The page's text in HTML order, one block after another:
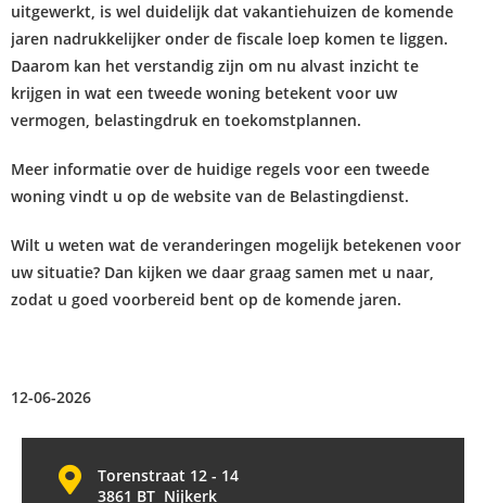
uitgewerkt, is wel duidelijk dat vakantiehuizen de komende
jaren nadrukkelijker onder de fiscale loep komen te liggen.
Daarom kan het verstandig zijn om nu alvast inzicht te
krijgen in wat een tweede woning betekent voor uw
vermogen, belastingdruk en toekomstplannen.
Meer informatie over de huidige regels voor een tweede
woning vindt u op de website van de Belastingdienst.
Wilt u weten wat de veranderingen mogelijk betekenen voor
uw situatie? Dan kijken we daar graag samen met u naar,
zodat u goed voorbereid bent op de komende jaren.
12-06-2026
Torenstraat 12 - 14
3861 BT Nijkerk